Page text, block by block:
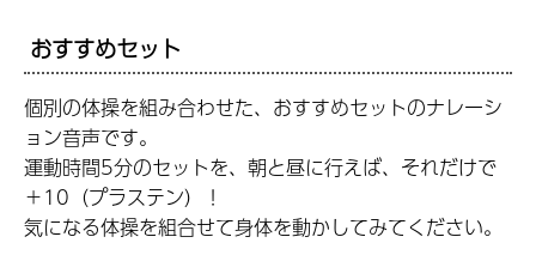
おすすめセット
個別の体操を組み合わせた、おすすめセットのナレーシ
ョン音声です。
運動時間5分のセットを、朝と昼に行えば、それだけで
＋10（プラステン）！
気になる体操を組合せて身体を動かしてみてください。